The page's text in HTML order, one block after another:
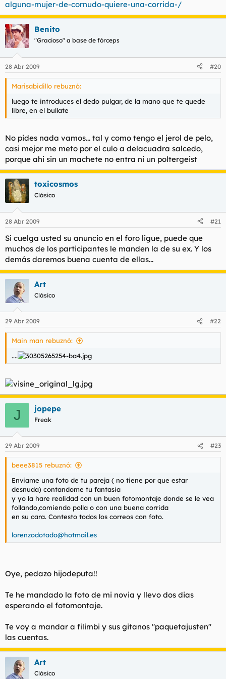
alguna-mujer-de-cornudo-quiere-una-corrida-/
Benito
"Gracioso" a base de fórceps
28 Abr 2009 #20
Marisabidillo rebuznó:
luego te introduces el dedo pulgar, de la mano que te quede
libre, en el bullate
No pides nada vamos... tal y como tengo el jerol de pelo,
casi mejor me meto por el culo a delacuadra salcedo,
porque ahi sin un machete no entra ni un poltergeist
toxicosmos
Clásico
28 Abr 2009 #21
Si cuelga usted su anuncio en el foro ligue, puede que
muchos de los participantes le manden la de su ex. Y los
demás daremos buena cuenta de ellas...
Art
Clásico
29 Abr 2009 #22
Main man rebuznó:
....
J jopepe
Freak
29 Abr 2009 #23
beee3815 rebuznó:
Enviame una foto de tu pareja ( no tiene por que estar
desnuda) contandome tu fantasia
y yo la hare realidad con un buen fotomontaje donde se le vea
follando,comiendo polla o con una buena corrida
en su cara. Contesto todos los correos con foto.
lorenzodotado@hotmail.es
Oye, pedazo hijodeputa!!
Te he mandado la foto de mi novia y llevo dos dias
esperando el fotomontaje.
Te voy a mandar a filimbi y sus gitanos "paquetajusten"
las cuentas.
Art
Clásico